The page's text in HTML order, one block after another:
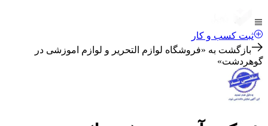
ثبت کسب و کار
بازگشت به «فروشگاه لوازم التحریر و لوازم اموزشی در
گوهردشت»